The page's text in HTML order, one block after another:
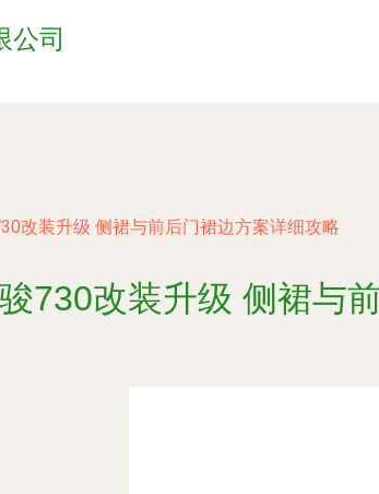
公司
改装升级 侧裙与前后门裙边方案详细攻略
730改装升级 侧裙与